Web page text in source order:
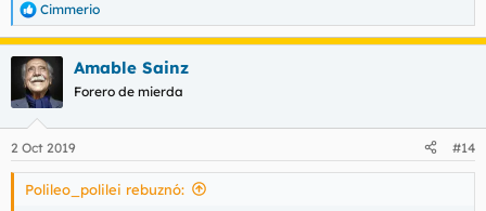
R
e
a
c
c
i
e
s
Cimmerio
Amable Sainz
Forero de mierda
2 Oct 2019 #14
Polileo_polilei rebuznó: